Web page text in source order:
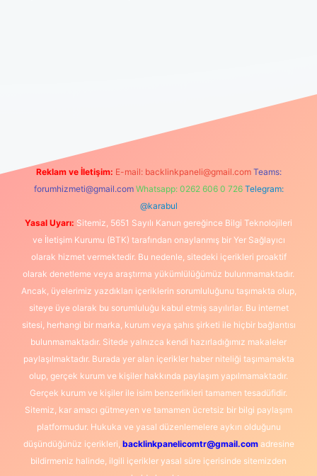
Reklam ve İletişim: E-mail: backlinkpaneli@gmail.com Teams:
forumhizmeti@gmail.com Whatsapp: 0262 606 0 726 Telegram:
@karabul
Yasal Uyarı: Sitemiz, 5651 Sayılı Kanun gereğince Bilgi Teknolojileri
ve İletişim Kurumu (BTK) tarafından onaylanmış bir Yer Sağlayıcı
olarak hizmet vermektedir. Bu nedenle, sitedeki içerikleri proaktif
olarak denetleme veya araştırma yükümlülüğümüz bulunmamaktadır.
Ancak, üyelerimiz yazdıkları içeriklerin sorumluluğunu taşımakta olup,
siteye üye olarak bu sorumluluğu kabul etmiş sayılırlar. Bu internet
sitesi, herhangi bir marka, kurum veya şahıs şirketi ile hiçbir bağlantısı
bulunmamaktadır. Sitede yalnızca kendi hazırladığımız makaleler
paylaşılmaktadır. Burada yer alan içerikler haber niteliği taşımamakta
olup, gerçek kurum ve kişiler hakkında paylaşım yapılmamaktadır.
Gerçek kurum ve kişiler ile isim benzerlikleri tamamen tesadüfidir.
Sitemiz, kar amacı gütmeyen ve tamamen ücretsiz bir bilgi paylaşım
platformudur. Hukuka ve yasal düzenlemelere aykırı olduğunu
düşündüğünüz içerikleri, backlinkpanelicomtr@gmail.comadresine
bildirmeniz halinde, ilgili içerikler yasal süre içerisinde sitemizden